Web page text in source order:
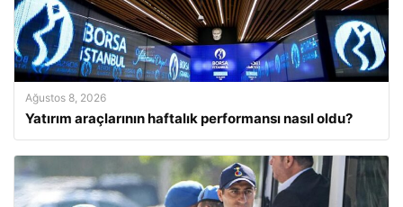
Ağustos 8, 2026
Yatırım araçlarının haftalık performansı nasıl oldu?